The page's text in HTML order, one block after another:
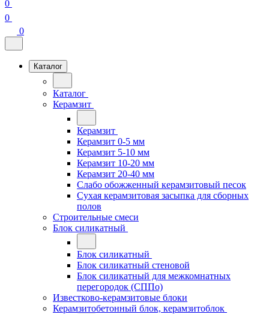
0
0
0
Каталог
Каталог
Керамзит
Керамзит
Керамзит 0-5 мм
Керамзит 5-10 мм
Керамзит 10-20 мм
Керамзит 20-40 мм
Слабо обожженный керамзитовый песок
Сухая керамзитовая засыпка для сборных
полов
Строительные смеси
Блок силикатный
Блок силикатный
Блок силикатный стеновой
Блок силикатный для межкомнатных
перегородок (СППо)
Известково-керамзитовые блоки
Керамзитобетонный блок, керамзитоблок